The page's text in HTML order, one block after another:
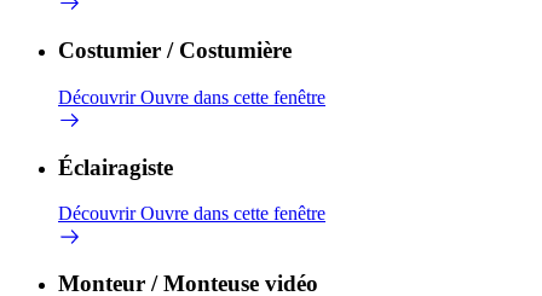
Costumier / Costumière
DécouvrirOuvre dans cette fenêtre
Éclairagiste
DécouvrirOuvre dans cette fenêtre
Monteur / Monteuse vidéo